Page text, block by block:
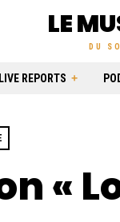
LE
DU
LIVE REPORTS
«